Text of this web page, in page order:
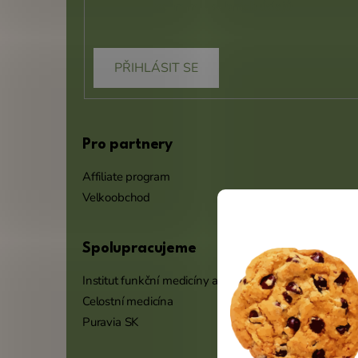
PŘIHLÁSIT SE
Pro partnery
Affiliate program
Velkoobchod
Spolupracujeme
Institut funkční medicíny a výživy
Celostní medicína
Puravia SK